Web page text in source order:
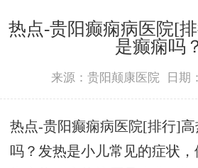
热点-贵阳癫痫病医院[
是癫痫吗
来源：贵阳颠康医院 日期
热点-贵阳癫痫病医院[排行]
吗？发热是小儿常见的症状